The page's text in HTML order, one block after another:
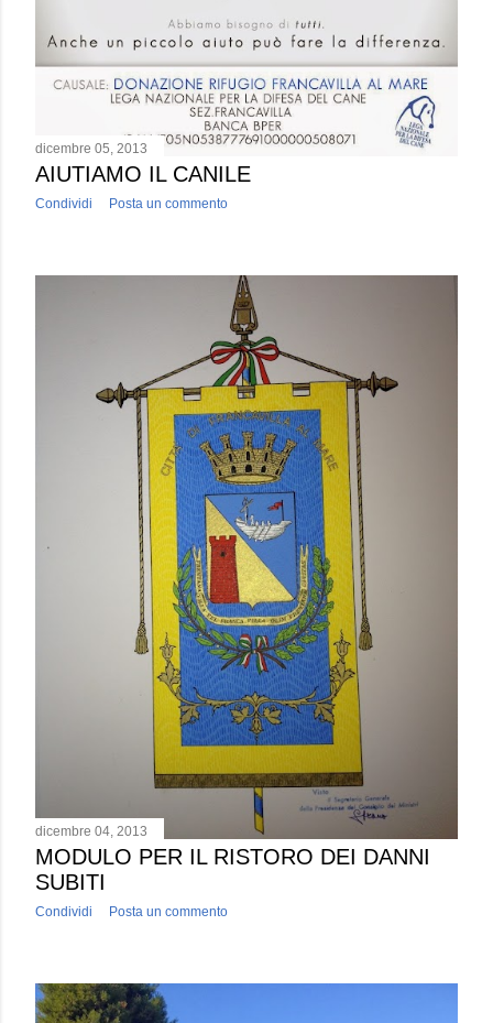
dicembre 05, 2013
AIUTIAMO IL CANILE
Condividi Posta un commento
dicembre 04, 2013
MODULO PER IL RISTORO DEI DANNI
SUBITI
Condividi Posta un commento